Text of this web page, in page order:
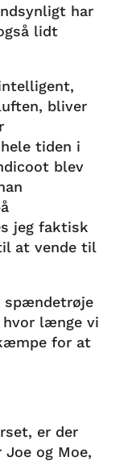
har
lidt
bliver
tiden i
blev
jeg faktisk
at vende til
spændetrøje
hvor længe vi
for at
er der
og Moe,